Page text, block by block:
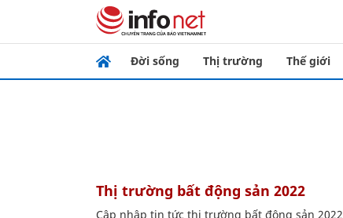
Đời sống Thị trường Thế giới
thị trường bất động sản 2022
Cập nhập tin tức thị trường bất động sản 2022